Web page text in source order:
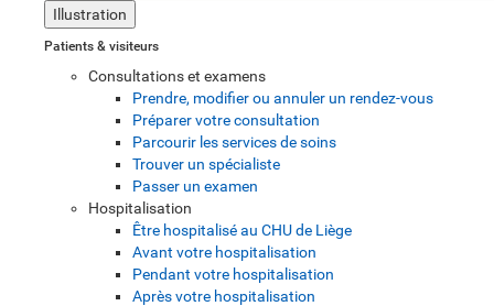
Illustration
Patients & visiteurs
Consultations et examens
Prendre, modifier ou annuler un rendez-vous
Préparer votre consultation
Parcourir les services de soins
Trouver un spécialiste
Passer un examen
Hospitalisation
Être hospitalisé au CHU de Liège
Avant votre hospitalisation
Pendant votre hospitalisation
Après votre hospitalisation